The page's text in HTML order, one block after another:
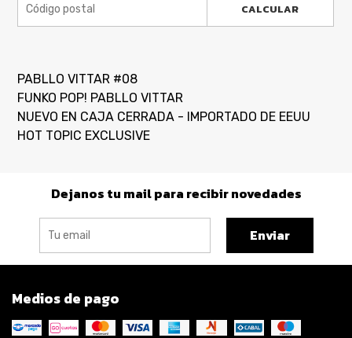
CALCULAR
PABLLO VITTAR #08
FUNKO POP! PABLLO VITTAR
NUEVO EN CAJA CERRADA - IMPORTADO DE EEUU
HOT TOPIC EXCLUSIVE
Dejanos tu mail para recibir novedades
Enviar
Medios de pago